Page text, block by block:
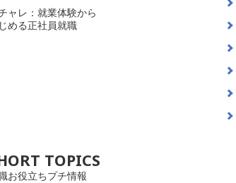
ャレ：就業体験から
める正社員就職
TOPICS
お役立ちプチ情報